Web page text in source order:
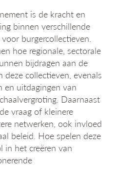
is de kracht en
binnen verschillende
burgercollectieven.
hoe regionale, sectorale
bijdragen aan de
deze collectieven, evenals
en uitdagingen van
Daarnaast
vraag of kleinere
netwerken, ook invloed
beleid. Hoe spelen deze
in het creëren van